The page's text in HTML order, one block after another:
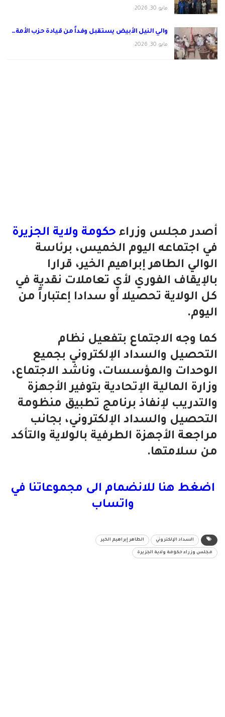
مايو 30, 2026
والي النيل الأبيض يستقبل وفداً من قيادة حزب الأمة…
مايو 30, 2026
أصدر مجلس وزراء حكومة ولاية الجزيرة
في اجتماعه اليوم الخميس، برئاسة
الوالي الطاهر إبراهيم الخير، قرارا
بالإيقاف الفوري لأي تعاملات نقدية في
كل الولاية تحصيلا أو سدادا إعتباراً من
اليوم.
كما وجه الاجتماع بتفعيل نظام
التحصيل والسداد الإلكتروني بجميع
الوحدات والمؤسسات، وناشد الاجتماع،
وزارة المالية الإتحادية بتوفير الأجهزة
والتدريب لإنفاذ برنامج تطبيق منظومة
التحصيل والسداد الإلكتروني، بجانب
مراجعة الأجهزة الطرفية بالولاية والتأكد
من سلامتها.
اضغط هنا للانضمام الى مجموعاتنا في
واتساب
السداد الإلكتروني الطاهر إبراهيم الخير
مجلس وزراء حكومة ولاية الجزيرة